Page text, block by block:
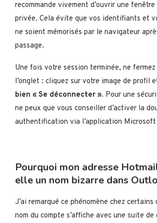
recommande vivement d’ouvrir une
privée. Cela évite que vos identifiants et
ne soient mémorisés par le navigateur
passage.
Une fois votre session terminée, ne
l’onglet : cliquez sur votre image de profil
bien « Se déconnecter ». Pour une
ne peux que vous conseiller d’activer la
authentification via l’application
Pourquoi mon adresse
elle un nom bizarre dans
J’ai remarqué ce phénomène chez
nom du compte s’affiche avec une suite de